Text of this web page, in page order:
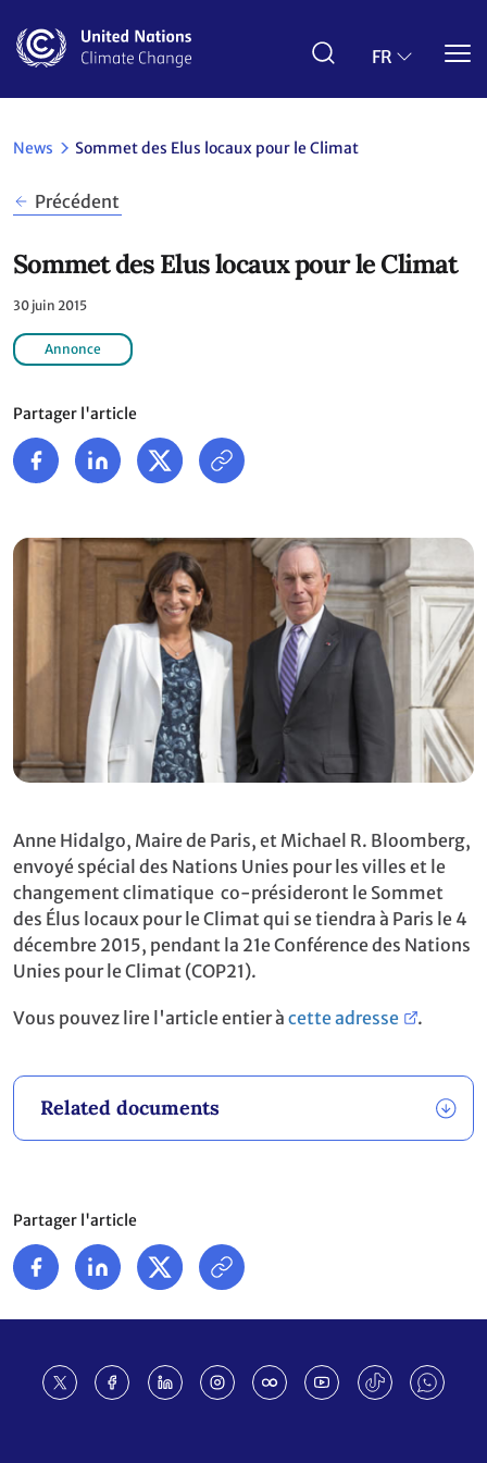
au
contenu
FR
News Sommet des Elus locaux pour le Climat
Précédent
Sommet des Elus locaux pour le Climat
30 juin 2015
Annonce
Partager l'article
Anne Hidalgo, Maire de Paris, et Michael R. Bloomberg,
envoyé spécial des Nations Unies pour les villes et le
changement climatique co-présideront le Sommet
des Élus locaux pour le Climat qui se tiendra à Paris le 4
décembre 2015, pendant la 21e Conférence des Nations
Unies pour le Climat (COP21).
Vous pouvez lire l'article entier à cette adresse .
Related documents
Partager l'article